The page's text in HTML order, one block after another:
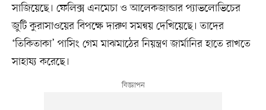
সাজিয়েছে। ফেলিক্স এনমেচা ও আলেকজান্ডার প্যাভলোভিচের
জুটি কুরাসাওয়ের বিপক্ষে দারুণ সমন্বয় দেখিয়েছে। তাদের
‘তিকিতাকা’ পাসিং গেম মাঝমাঠের নিয়ন্ত্রণ জার্মানির হাতে রাখতে
সাহায্য করেছে।